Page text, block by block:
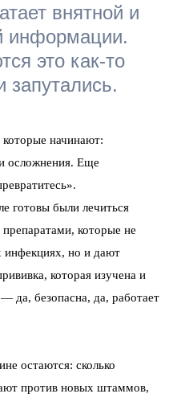
внятной и
информации.
это как-то
запутались.
начинают:
осложнения. Еще
готовы были лечиться
которые не
инфекциях, но и дают
которая изучена и
да, безопасна, да, работает
остаются: сколько
против новых штаммов,